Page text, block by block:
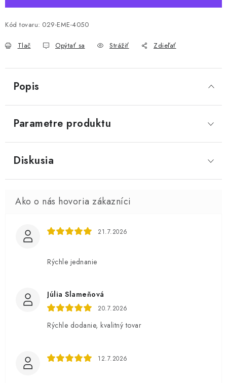
Kód tovaru: 029-EME-4050
Tlač Opýtať sa Strážiť Zdieľať
Popis
Parametre produktu
Diskusia
21.7.2026
Rýchle jednanie
Júlia Slameňová
20.7.2026
Rýchle dodanie, kvalitný tovar
12.7.2026